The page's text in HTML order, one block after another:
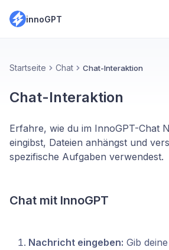
innoGPT
Startseite Chat Chat-Interaktion
Chat-Interaktion
Erfahre, wie du im InnoGPT-Chat
eingibst, Dateien anhängst und
spezifische Aufgaben verwendest.
Chat mit InnoGPT
Nachricht eingeben: Gib